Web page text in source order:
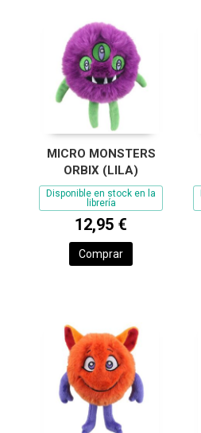
MICRO MONSTERS
ORBIX (LILA)
Disponible en stock en la
librería
12,95 €
Comprar